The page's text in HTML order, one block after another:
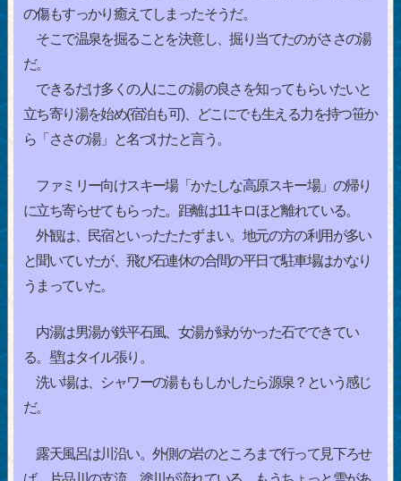
の傷もすっかり癒えてしまったそうだ。
そこで温泉を掘ることを決意し、掘り当てたのがささの湯
だ。
できるだけ多くの人にこの湯の良さを知ってもらいたいと
立ち寄り湯を始め(宿泊も可)、どこにでも生える力を持つ笹か
ら「ささの湯」と名づけたと言う。
ファミリー向けスキー場「かたしな高原スキー場」の帰り
に立ち寄らせてもらった。距離は11キロほど離れている。
外観は、民宿といったたたずまい。地元の方の利用が多い
と聞いていたが、飛び石連休の合間の平日で駐車場はかなり
うまっていた。
内湯は男湯が鉄平石風、女湯が緑がかった石でできてい
る。壁はタイル張り。
洗い場は、シャワーの湯ももしかしたら源泉？という感じ
だ。
露天風呂は川沿い。外側の岩のところまで行って見下ろせ